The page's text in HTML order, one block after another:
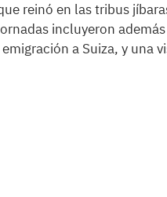
reinó en las tribus
incluyeron
a Suiza, y una